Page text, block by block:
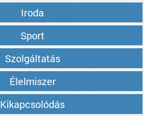
Iroda
Sport
Szolgáltatás
Élelmiszer
Kikapcsolódás